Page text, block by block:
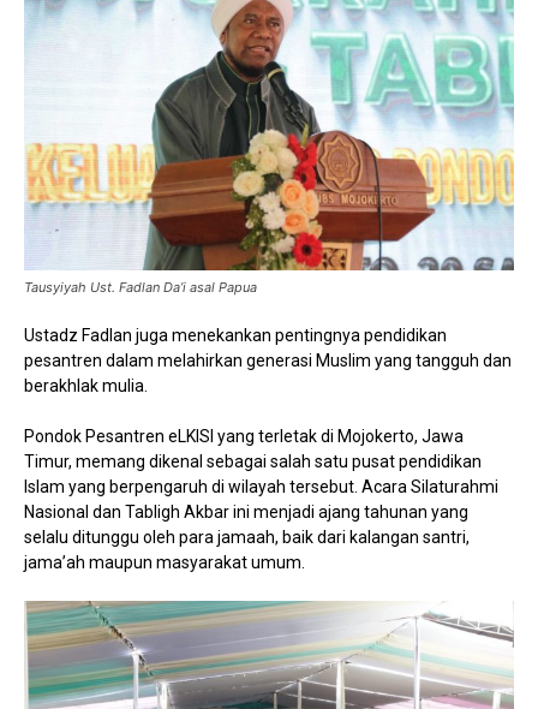
Tausyiyah Ust. Fadlan Da’i asal Papua
Ustadz Fadlan juga menekankan pentingnya pendidikan
pesantren dalam melahirkan generasi Muslim yang tangguh dan
berakhlak mulia.
Pondok Pesantren eLKISI yang terletak di Mojokerto, Jawa
Timur, memang dikenal sebagai salah satu pusat pendidikan
Islam yang berpengaruh di wilayah tersebut. Acara Silaturahmi
Nasional dan Tabligh Akbar ini menjadi ajang tahunan yang
selalu ditunggu oleh para jamaah, baik dari kalangan santri,
jama’ah maupun masyarakat umum.